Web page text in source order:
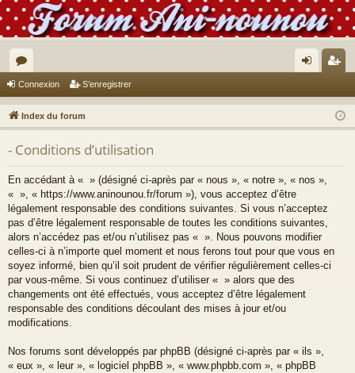
or
u
m
s
ne
xi
nr
eg
Connexion S’enregistrer
Index du forum
- Conditions d’utilisation
En accédant à « » (désigné ci-après par « nous », « notre », « nos »,
« », « https://www.aninounou.fr/forum »), vous acceptez d’être
légalement responsable des conditions suivantes. Si vous n’acceptez
pas d’être légalement responsable de toutes les conditions suivantes,
alors n’accédez pas et/ou n’utilisez pas « ». Nous pouvons modifier
celles-ci à n’importe quel moment et nous ferons tout pour que vous en
soyez informé, bien qu’il soit prudent de vérifier régulièrement celles-ci
par vous-même. Si vous continuez d’utiliser « » alors que des
changements ont été effectués, vous acceptez d’être légalement
responsable des conditions découlant des mises à jour et/ou
modifications.
Nos forums sont développés par phpBB (désigné ci-après par « ils »,
« eux », « leur », « logiciel phpBB », « www.phpbb.com », « phpBB